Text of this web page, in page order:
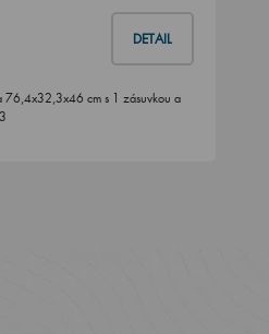
DETAIL
76,4x32,3x46 cm s 1 zásuvkou a